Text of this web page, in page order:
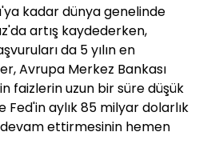
kadar dünya genelinde
artış kaydederken,
da 5 yılın en
Avrupa Merkez Bankası
faizlerin uzun bir süre düşük
Fed'in aylık 85 milyar dolarlık
devam ettirmesinin hemen